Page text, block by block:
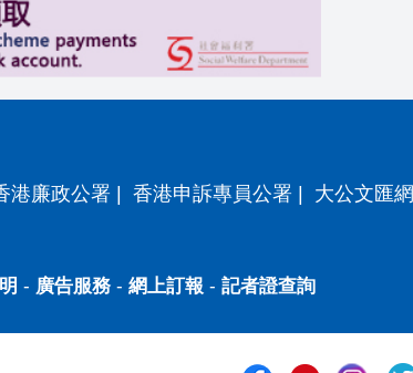
港廉政公署 香港申訴專員公署 大公文匯網
- 廣告服務- 網上訂報 - 記者證查詢